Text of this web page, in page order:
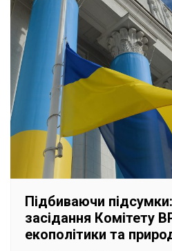
Підбиваючи
засідання Комітету
екополітики та